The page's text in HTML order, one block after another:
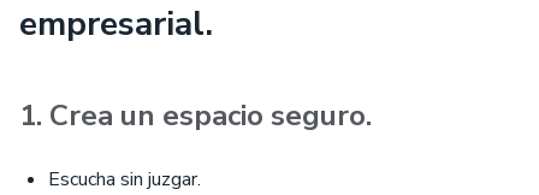
empresarial.
1. Crea un espacio seguro.
Escucha sin juzgar.